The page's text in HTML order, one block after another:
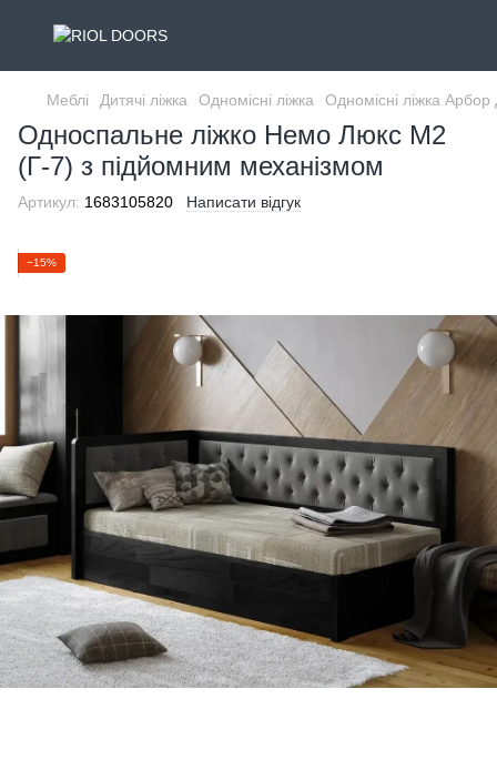
Меблі Дитячі ліжка Одномісні ліжка Одномісні ліжка Арбор
Односпальне ліжко Немо Люкс М2
(Г-7) з підйомним механізмом
Артикул: 1683105820 Написати відгук
−15%